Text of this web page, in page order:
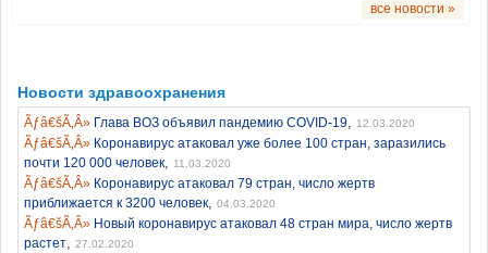
все новости »
Новости здравоохранения
Глава ВОЗ объявил пандемию COVID-19, 12.03.2020
Коронавирус атаковал уже более 100 стран, заразились
почти 120 000 человек, 11.03.2020
Коронавирус атаковал 79 стран, число жертв
приближается к 3200 человек, 04.03.2020
Новый коронавирус атаковал 48 стран мира, число жертв
растет, 27.02.2020